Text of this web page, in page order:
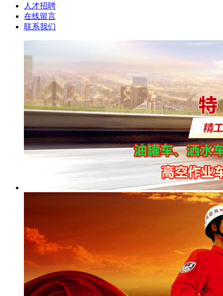
人才招聘
在线留言
联系我们